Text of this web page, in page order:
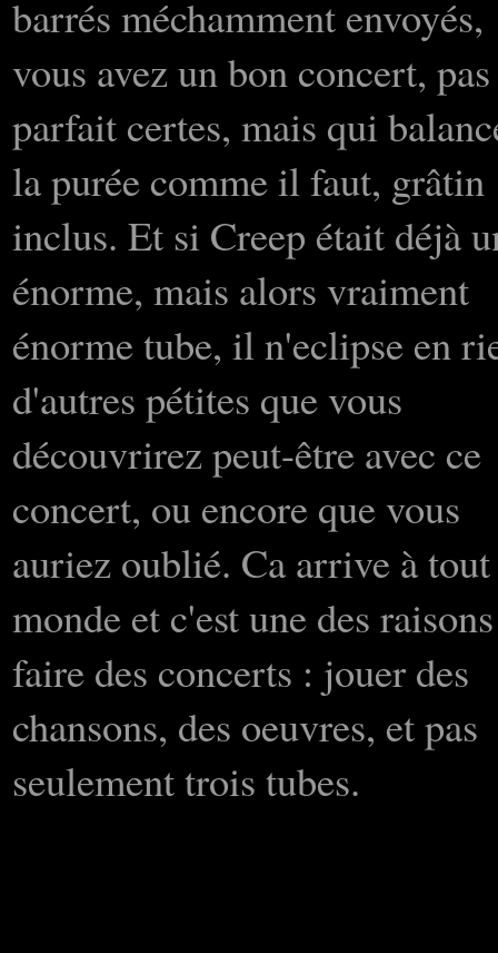
barrés méchamment envoyés,
vous avez un bon concert, pas
parfait certes, mais qui
la purée comme il faut, grâtin
inclus. Et si Creep était déjà
énorme, mais alors vraiment
énorme tube, il n'eclipse en
d'autres pétites que vous
découvrirez peut-être avec ce
concert, ou encore que vous
auriez oublié. Ca arrive à
monde et c'est une des
faire des concerts : jouer des
chansons, des oeuvres, et pas
seulement trois tubes.